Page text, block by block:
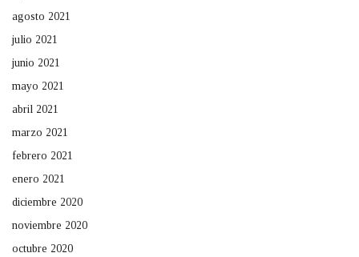
agosto 2021
julio 2021
junio 2021
mayo 2021
abril 2021
marzo 2021
febrero 2021
enero 2021
diciembre 2020
noviembre 2020
octubre 2020